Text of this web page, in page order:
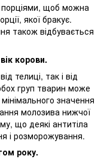
щоб можна
якої бракує.
також відбувається
корови.
телиці, так і від
груп тварин може
значення
молозива нижчої
що деякі антитіла
і розморожування.
року.